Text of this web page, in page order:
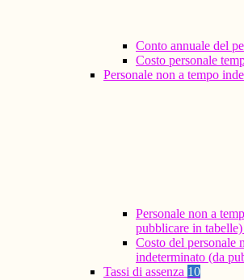
Conto annuale del
Costo personale
Personale non a tempo
Personale non a
pubblicare in tabelle)
Costo del personale
indeterminato (da
Tassi di assenza 10